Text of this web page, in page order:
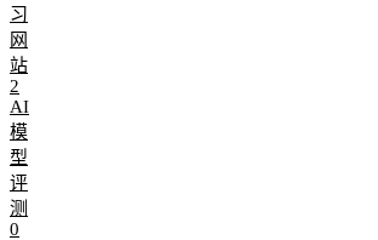
习
网
站
2
AI
模
型
评
测
0